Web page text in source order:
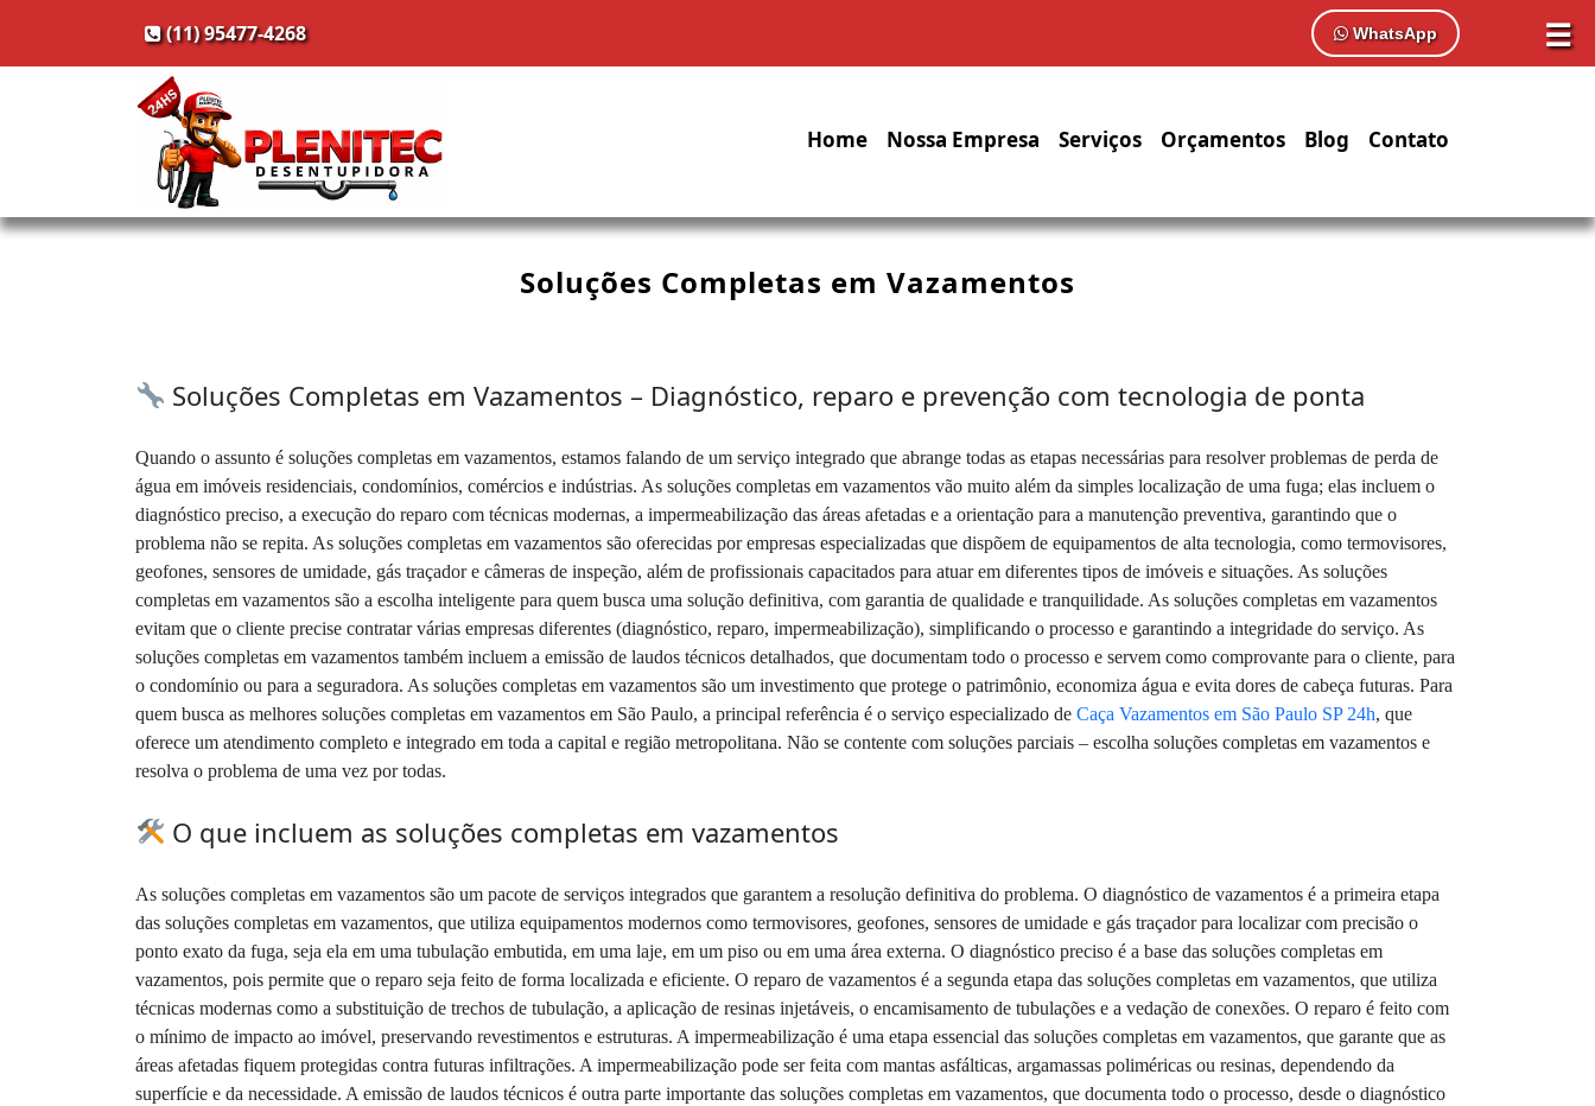
☰
(11) 95477-4268 WhatsApp
Home Nossa Empresa Serviços Orçamentos Blog Contato
Soluções Completas em Vazamentos
Soluções Completas em Vazamentos – Diagnóstico, reparo e prevenção com tecnologia de ponta
Quando o assunto é soluções completas em vazamentos, estamos falando de um serviço integrado que abrange todas as etapas necessárias para resolver problemas de perda de
água em imóveis residenciais, condomínios, comércios e indústrias. As soluções completas em vazamentos vão muito além da simples localização de uma fuga; elas incluem o
diagnóstico preciso, a execução do reparo com técnicas modernas, a impermeabilização das áreas afetadas e a orientação para a manutenção preventiva, garantindo que o
problema não se repita. As soluções completas em vazamentos são oferecidas por empresas especializadas que dispõem de equipamentos de alta tecnologia, como termovisores,
geofones, sensores de umidade, gás traçador e câmeras de inspeção, além de profissionais capacitados para atuar em diferentes tipos de imóveis e situações. As soluções
completas em vazamentos são a escolha inteligente para quem busca uma solução definitiva, com garantia de qualidade e tranquilidade. As soluções completas em vazamentos
evitam que o cliente precise contratar várias empresas diferentes (diagnóstico, reparo, impermeabilização), simplificando o processo e garantindo a integridade do serviço. As
soluções completas em vazamentos também incluem a emissão de laudos técnicos detalhados, que documentam todo o processo e servem como comprovante para o cliente, para
o condomínio ou para a seguradora. As soluções completas em vazamentos são um investimento que protege o patrimônio, economiza água e evita dores de cabeça futuras. Para
quem busca as melhores soluções completas em vazamentos em São Paulo, a principal referência é o serviço especializado de Caça Vazamentos em São Paulo SP 24h, que
oferece um atendimento completo e integrado em toda a capital e região metropolitana. Não se contente com soluções parciais – escolha soluções completas em vazamentos e
resolva o problema de uma vez por todas.
O que incluem as soluções completas em vazamentos
As soluções completas em vazamentos são um pacote de serviços integrados que garantem a resolução definitiva do problema. O diagnóstico de vazamentos é a primeira etapa
das soluções completas em vazamentos, que utiliza equipamentos modernos como termovisores, geofones, sensores de umidade e gás traçador para localizar com precisão o
ponto exato da fuga, seja ela em uma tubulação embutida, em uma laje, em um piso ou em uma área externa. O diagnóstico preciso é a base das soluções completas em
vazamentos, pois permite que o reparo seja feito de forma localizada e eficiente. O reparo de vazamentos é a segunda etapa das soluções completas em vazamentos, que utiliza
técnicas modernas como a substituição de trechos de tubulação, a aplicação de resinas injetáveis, o encamisamento de tubulações e a vedação de conexões. O reparo é feito com
o mínimo de impacto ao imóvel, preservando revestimentos e estruturas. A impermeabilização é uma etapa essencial das soluções completas em vazamentos, que garante que as
áreas afetadas fiquem protegidas contra futuras infiltrações. A impermeabilização pode ser feita com mantas asfálticas, argamassas poliméricas ou resinas, dependendo da
superfície e da necessidade. A emissão de laudos técnicos é outra parte importante das soluções completas em vazamentos, que documenta todo o processo, desde o diagnóstico